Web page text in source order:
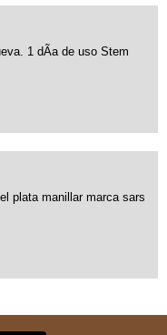
1 dÃ­a de uso Stem
plata manillar marca sars